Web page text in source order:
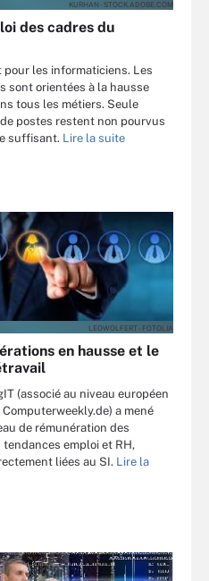
KURHAN - STOCK.ADOBE.COM
des cadres du
les informaticiens. Les
sont orientées à la hausse
tous les métiers. Seule
postes restent non pourvus
suffisant. Lire la suite
LEOWOLFERT - FOTOLIA
en hausse et le
(associé au niveau européen
a mené
de rémunération des
emploi et RH,
liées au SI. Lire la